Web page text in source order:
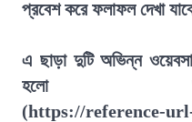
প্রবেশ করে ফলাফল দেখা
এ ছাড়া দুটি অভিন্ন
হলো
(https://reference-